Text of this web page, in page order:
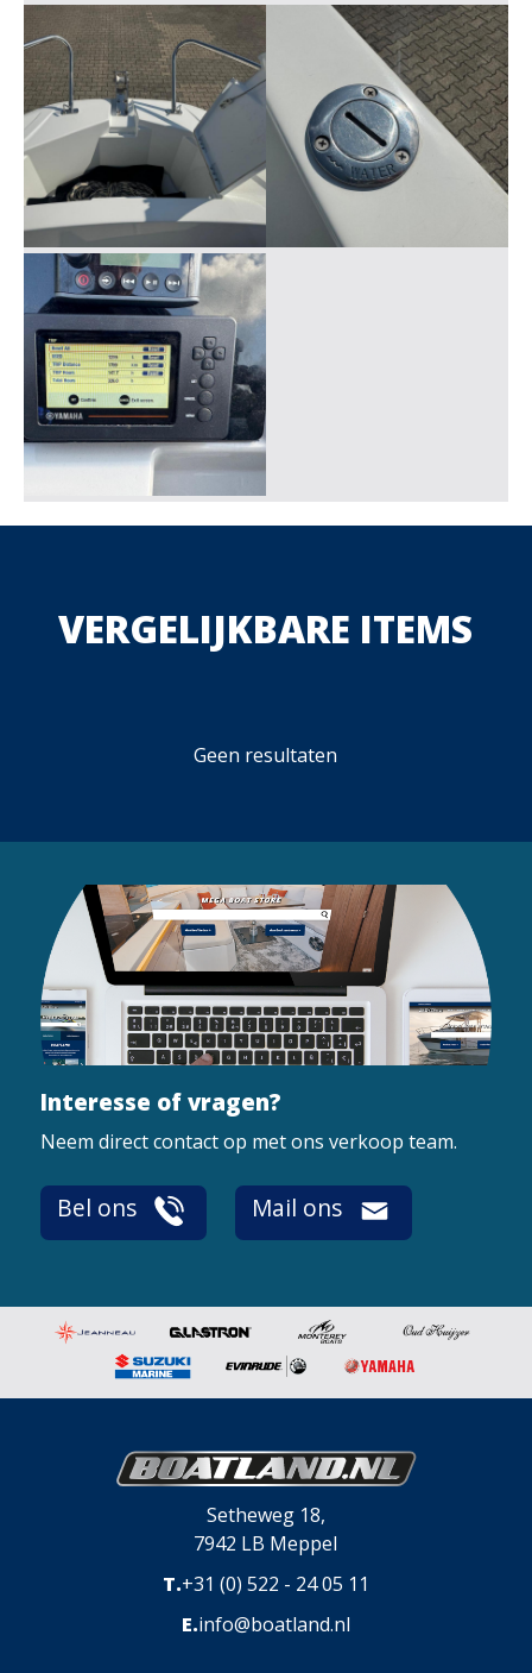
VERGELIJKBARE ITEMS
Geen resultaten
Interesse of vragen?
Neem direct contact op met ons verkoop team.
Bel ons Mail ons
Setheweg 18,
7942 LB Meppel
T.+31 (0) 522 - 24 05 11
E.info@boatland.nl